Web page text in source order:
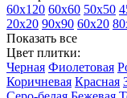
60х120 60х60 50х50
20х20 90х90 60х20
Показать все
Цвет плитки:
Черная Фиолетовая
Коричневая Красная